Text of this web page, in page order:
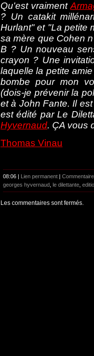
Qu'est vraiment
? Un catakit
Hurlant" et "La petite
sa mère que Cohen
B ? Un nouveau
crayon ? Une
laquelle la petite
bombe pour mon
(dois-je prévenir la
et à John Fante. Il
est édité par Le
Hyvernaud. ÇA vous
Thomas Vinau
08:06 | Lien permanent
georges hyvernaud, le dilettante,
Les commentaires sont fermés.